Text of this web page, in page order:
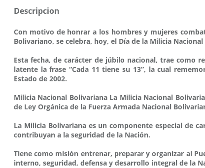
Descripcion
Con motivo de honrar a los hombres y mujeres
Bolivariano, se celebra, hoy, el Día de la Milicia
Esta fecha, de carácter de júbilo nacional, trae como
latente la frase “Cada 11 tiene su 13”, la cual
Estado de 2002.
Milicia Nacional Bolivariana La Milicia Nacional
de Ley Orgánica de la Fuerza Armada Nacional
La Milicia Bolivariana es un componente especial de
contribuyan a la seguridad de la Nación.
Tiene como misión entrenar, preparar y organizar al
interno, seguridad, defensa y desarrollo integral de la